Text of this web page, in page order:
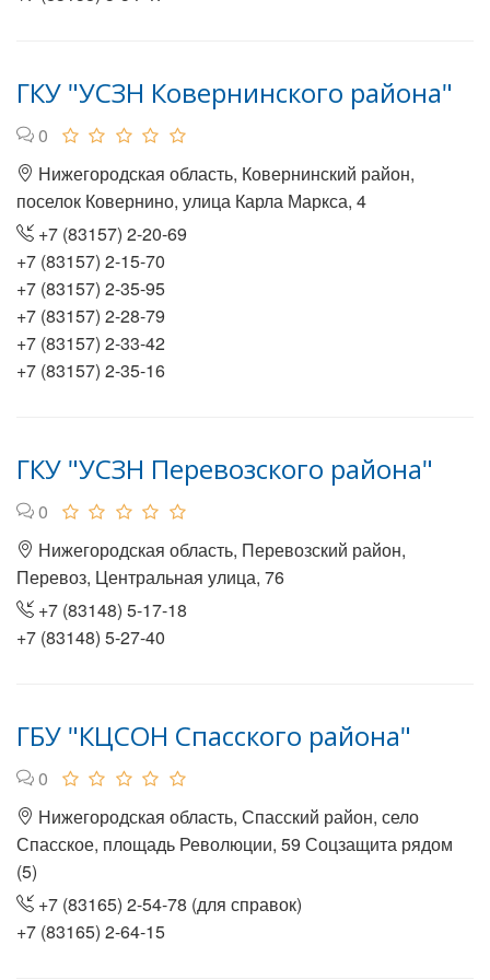
ГКУ "УСЗН Ковернинского района"
0
Нижегородская область, Ковернинский район,
поселок Ковернино, улица Карла Маркса, 4
+7 (83157) 2-20-69
+7 (83157) 2-15-70
+7 (83157) 2-35-95
+7 (83157) 2-28-79
+7 (83157) 2-33-42
+7 (83157) 2-35-16
ГКУ "УСЗН Перевозского района"
0
Нижегородская область, Перевозский район,
Перевоз, Центральная улица, 76
+7 (83148) 5-17-18
+7 (83148) 5-27-40
ГБУ "КЦСОН Спасского района"
0
Нижегородская область, Спасский район, село
Спасское, площадь Революции, 59 Соцзащита рядом
(5)
+7 (83165) 2-54-78 (для справок)
+7 (83165) 2-64-15